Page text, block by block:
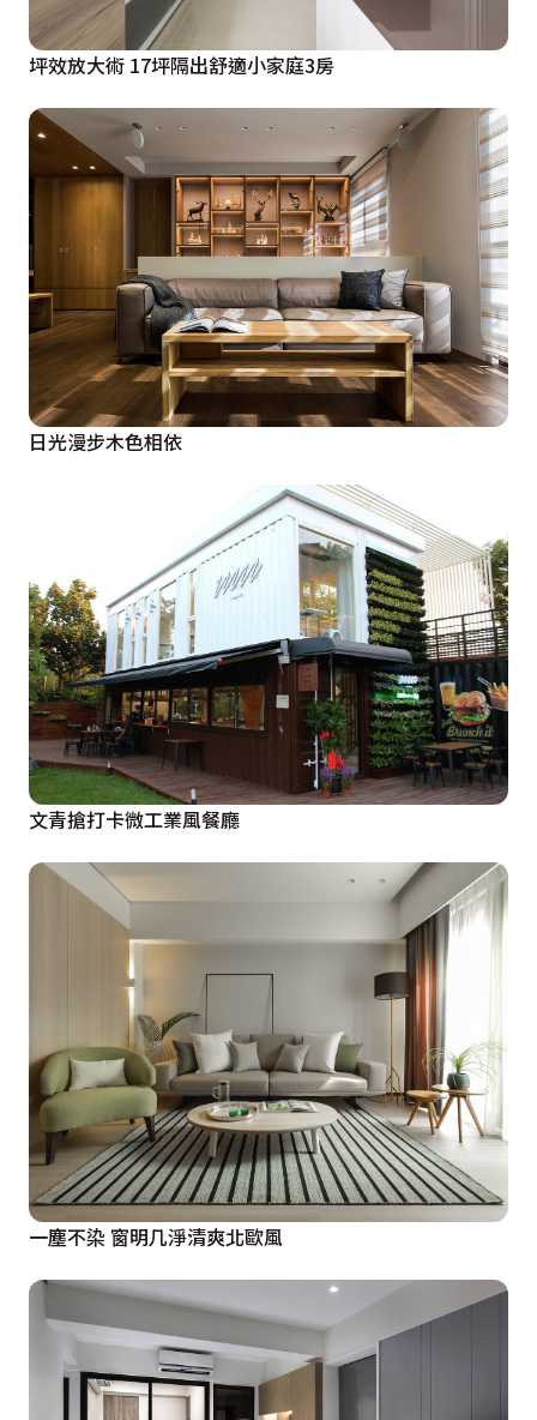
坪效放大術 17坪隔出舒適小家庭3房
日光漫步木色相依
文青搶打卡微工業風餐廳
一塵不染 窗明几淨清爽北歐風